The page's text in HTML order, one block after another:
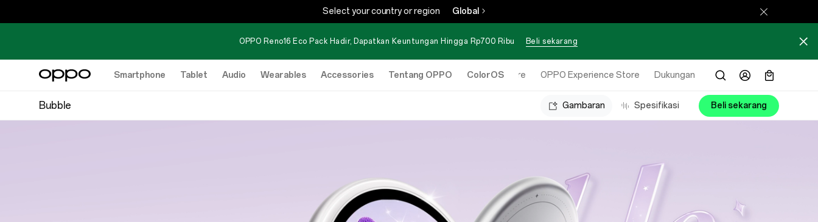
Select your country or region Global
OPPO Reno16 Eco Pack Hadir, Dapatkan Keuntungan Hingga Rp700 Ribu Beli sekarang
Smartphone Tablet Audio Wearables Accessories Tentang OPPO ColorOS
Online Store OPPO Experience Store Dukungan
Bubble Gambaran Spesifikasi Beli sekarang